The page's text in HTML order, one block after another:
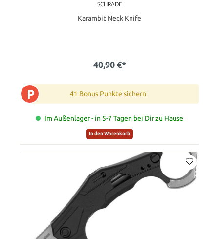
SCHRADE
Karambit Neck Knife
40,90 €*
P 41 Bonus Punkte sichern
Im Außenlager - in 5-7 Tagen bei Dir zu Hause
In den Warenkorb